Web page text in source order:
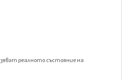
реалното състояние на